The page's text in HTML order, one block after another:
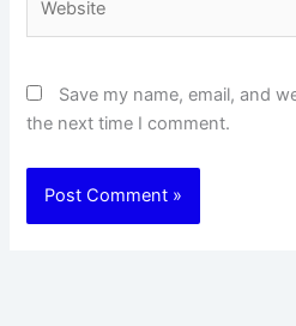
Save my name, email, and
the next time I comment.